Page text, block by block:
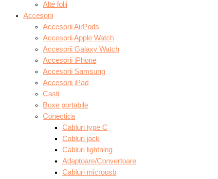
Alte folii
Accesorii
Accesorii AirPods
Accesorii Apple Watch
Accesorii Galaxy Watch
Accesorii iPhone
Accesorii Samsung
Accesorii iPad
Casti
Boxe portabile
Conectica
Cabluri type C
Cabluri jack
Cabluri lightning
Adaptoare/Convertoare
Cabluri microusb